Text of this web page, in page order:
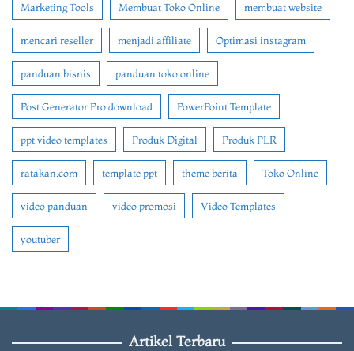
Marketing Tools Membuat Toko Online membuat website
mencari reseller menjadi affiliate Optimasi instagram
panduan bisnis panduan toko online
Post Generator Pro download PowerPoint Template
ppt video templates Produk Digital Produk PLR
ratakan.com template ppt theme berita Toko Online
video panduan video promosi Video Templates
youtuber
Artikel Terbaru